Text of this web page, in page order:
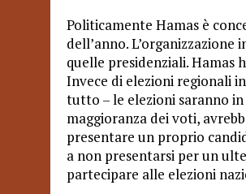
Politicamente Hamas è
dell’anno.
quelle presidenziali. Hamas
Invece di elezioni regionali
tutto – le elezioni saranno in
maggioranza dei voti,
presentare un proprio
a non presentarsi per un
partecipare alle elezioni